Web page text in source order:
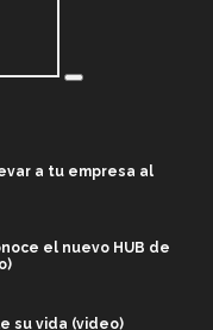
a tu empresa al
el nuevo HUB de
su vida (video)